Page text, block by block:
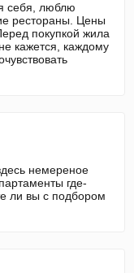
себя, люблю
рестораны. Цены
покупкой жила
кажется, каждому
немереное
где-
ли вы с подбором